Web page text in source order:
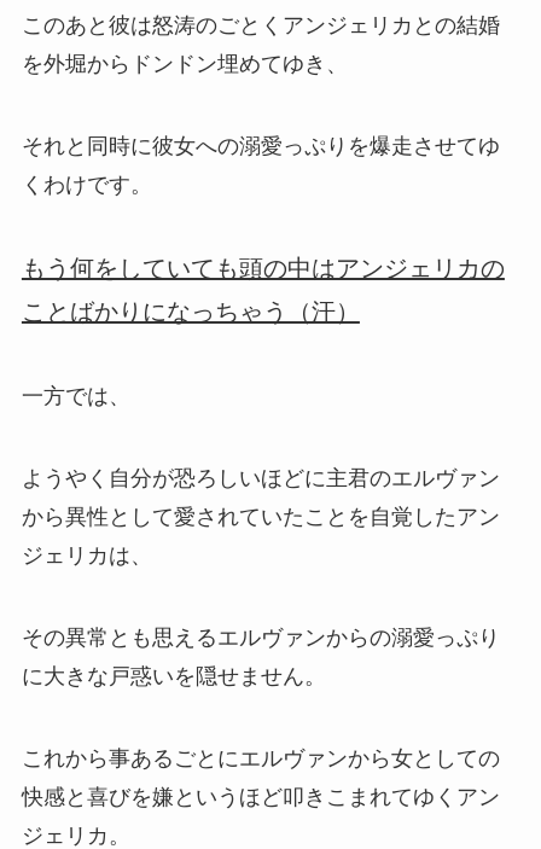
このあと彼は怒涛のごとくアンジェリカとの結婚
を外堀からドンドン埋めてゆき、
それと同時に彼女への溺愛っぷりを爆走させてゆ
くわけです。
もう何をしていても頭の中はアンジェリカの
ことばかりになっちゃう（汗）
一方では、
ようやく自分が恐ろしいほどに主君のエルヴァン
から異性として愛されていたことを自覚したアン
ジェリカは、
その異常とも思えるエルヴァンからの溺愛っぷり
に大きな戸惑いを隠せません。
これから事あるごとにエルヴァンから女としての
快感と喜びを嫌というほど叩きこまれてゆくアン
ジェリカ。